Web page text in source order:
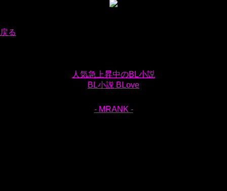
戻る
人気急上昇中のBL小説
BL小説 BLove
- MRANK -